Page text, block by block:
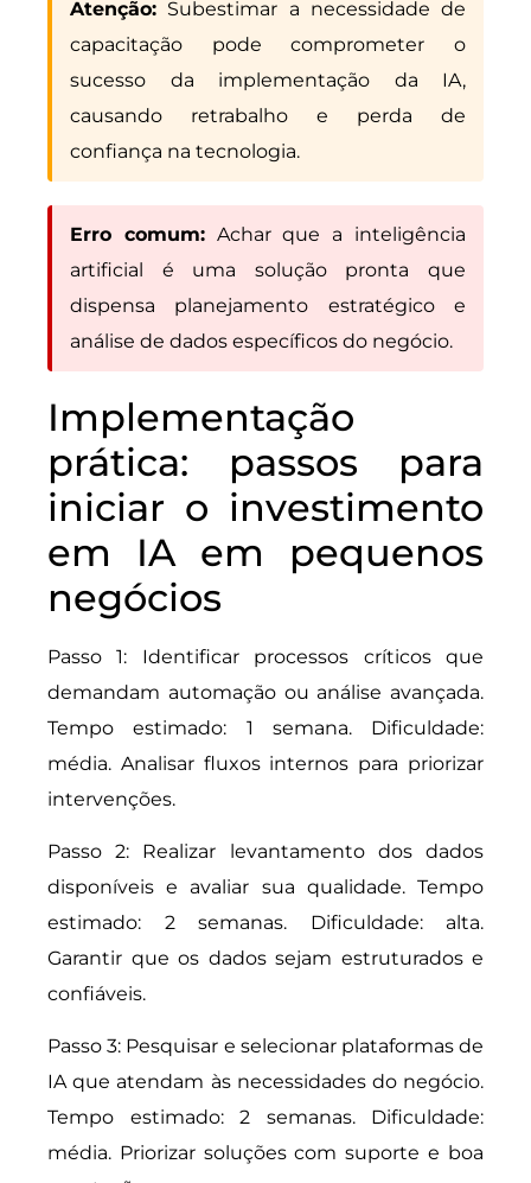
Atenção: Subestimar a necessidade de
capacitação pode comprometer o
sucesso da implementação da IA,
causando retrabalho e perda de
confiança na tecnologia.
Erro comum:Achar que a inteligência
artificial é uma solução pronta que
dispensa planejamento estratégico e
análise de dados específicos do negócio.
Implementação
prática: passos para
iniciar o investimento
em IA em pequenos
negócios
Passo 1: Identificar processos críticos que
demandam automação ou análise avançada.
Tempo estimado: 1 semana. Dificuldade:
média. Analisar fluxos internos para priorizar
intervenções.
Passo 2: Realizar levantamento dos dados
disponíveis e avaliar sua qualidade. Tempo
estimado: 2 semanas. Dificuldade: alta.
Garantir que os dados sejam estruturados e
confiáveis.
Passo 3: Pesquisar e selecionar plataformas de
IA que atendam às necessidades do negócio.
Tempo estimado: 2 semanas. Dificuldade:
média. Priorizar soluções com suporte e boa